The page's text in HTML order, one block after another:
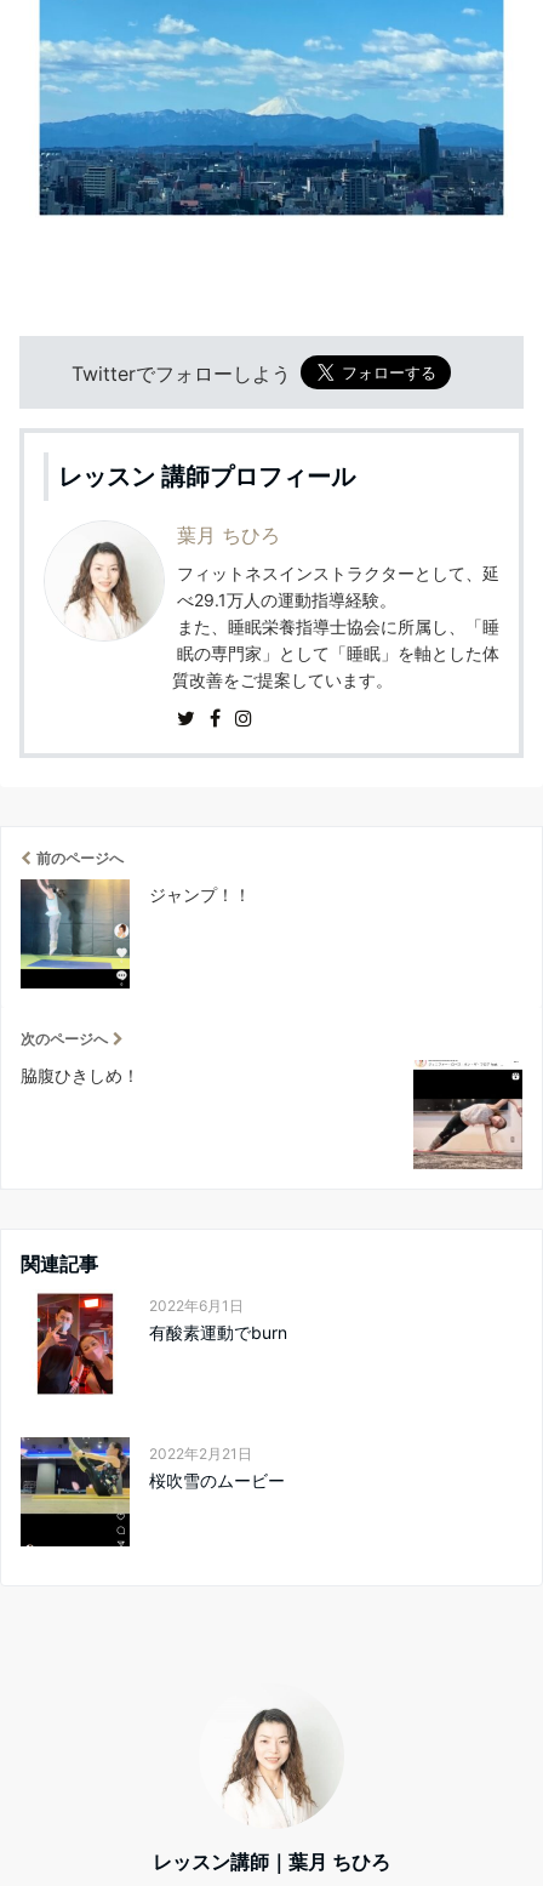
Twitterでフォローしよう
レッスン 講師プロフィール
葉月 ちひろ
フィットネスインストラクターとして、延
べ29.1万人の運動指導経験。
また、睡眠栄養指導士協会に所属し、「睡
眠の専門家」として「睡眠」を軸とした体
質改善をご提案しています。
前のページへ
ジャンプ！！
次のページへ
脇腹ひきしめ！
関連記事
2022年6月1日
有酸素運動でburn
2022年2月21日
桜吹雪のムービー
レッスン講師｜葉月 ちひろ